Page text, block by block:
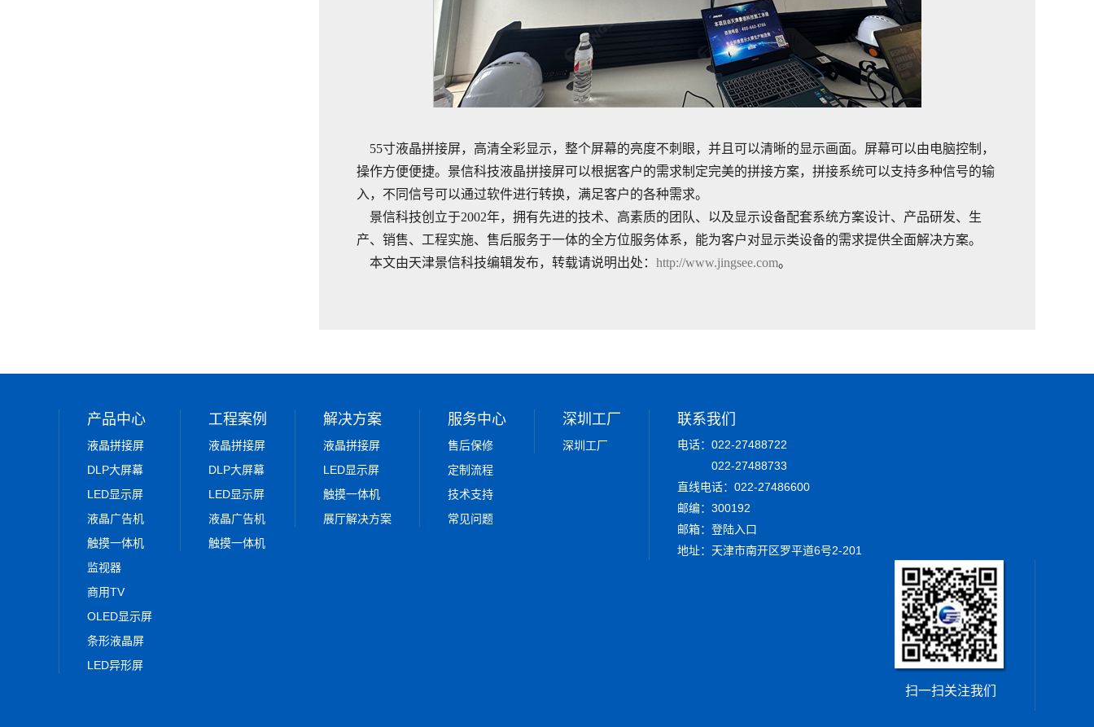
55寸液晶拼接屏，高清全彩显示，整个屏幕的亮度不刺眼，并且可以清晰的显示画面。屏幕可以由电脑控制，
操作方便便捷。景信科技液晶拼接屏可以根据客户的需求制定完美的拼接方案，拼接系统可以支持多种信号的输
入，不同信号可以通过软件进行转换，满足客户的各种需求。
景信科技创立于2002年，拥有先进的技术、高素质的团队、以及显示设备配套系统方案设计、产品研发、生
产、销售、工程实施、售后服务于一体的全方位服务体系，能为客户对显示类设备的需求提供全面解决方案。
本文由天津景信科技编辑发布，转载请说明出处： http://www.jingsee.com。
产品中心
液晶拼接屏
DLP大屏幕
LED显示屏
液晶广告机
触摸一体机
监视器
商用TV
OLED显示屏
条形液晶屏
LED异形屏
工程案例
液晶拼接屏
DLP大屏幕
LED显示屏
液晶广告机
触摸一体机
解决方案
液晶拼接屏
LED显示屏
触摸一体机
展厅解决方案
服务中心
售后保修
定制流程
技术支持
常见问题
深圳工厂
深圳工厂
联系我们
电话：022-27488722
022-27488733
直线电话：022-27486600
邮编：300192
邮箱： 登陆入口
地址：天津市南开区罗平道6号2-201
扫一扫关注我们